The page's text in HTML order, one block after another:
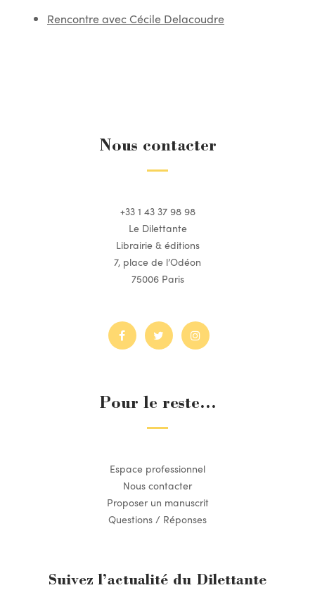
Rencontre avec Cécile Delacoudre
Nous contacter
+33 1 43 37 98 98
Le Dilettante
Librairie & éditions
7, place de l’Odéon
75006 Paris
Pour le reste...
Espace professionnel
Nous contacter
Proposer un manuscrit
Questions / Réponses
Suivez l’actualité du Dilettante